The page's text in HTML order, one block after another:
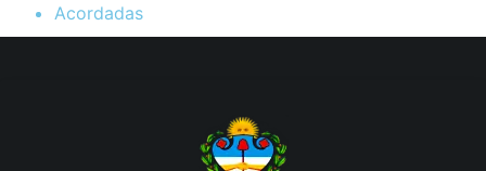
Acordadas